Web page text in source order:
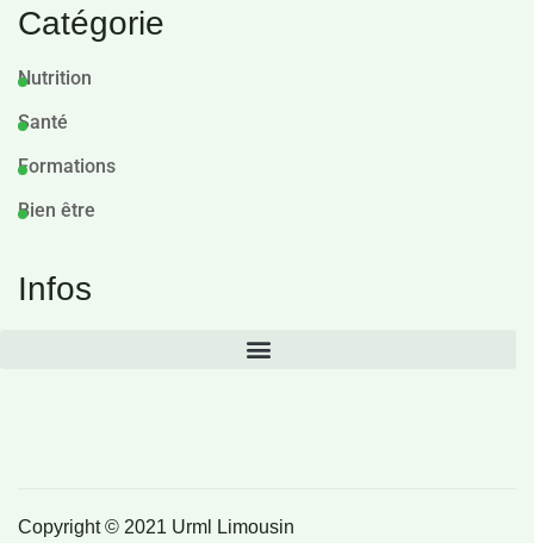
Catégorie
Nutrition
Santé
Formations
Bien être
Infos
Copyright © 2021 Urml Limousin